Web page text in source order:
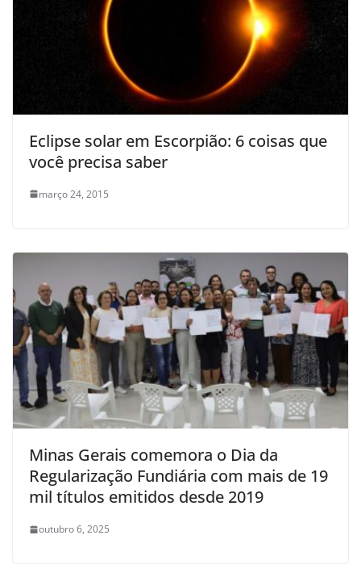
Eclipse solar em Escorpião: 6 coisas que
você precisa saber
março 24, 2015
Minas Gerais comemora o Dia da
Regularização Fundiária com mais de 19
mil títulos emitidos desde 2019
outubro 6, 2025